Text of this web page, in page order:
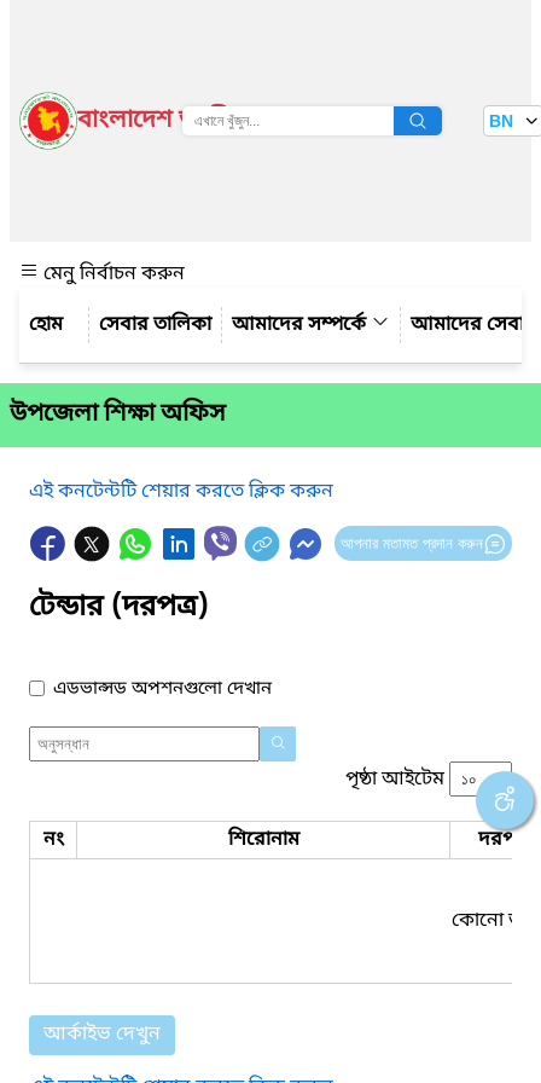
বাংলাদেশ জাতীয় তথ্য বাতায়ন BN
মেনু নির্বাচন করুন
সেবার তালিকা
আমাদের সম্পর্কে আমাদের সেবা
উপজেলা শিক্ষা অফিস
এই কনটেন্টটি শেয়ার করতে ক্লিক করুন
আপনার মতামত প্রদান করুন
টেন্ডার (দরপত্র)
এডভান্সড অপশনগুলো দেখান
পৃষ্ঠা আইটেম
নং শিরোনাম দরপত্র
কোনো তথ্য
আর্কাইভ দেখুন